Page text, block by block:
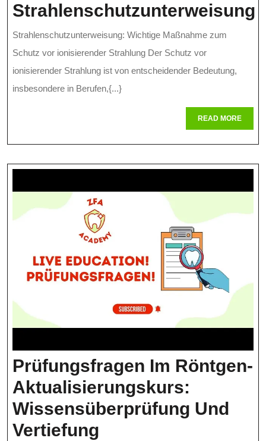
Strahlenschutzunterweisung
Sicherheit
Am
Arbeitsplatz:
Die
Strahlenschutzunterweisung
Strahlenschutzunterweisung: Wichtige Maßnahme zum
Schutz vor ionisierender Strahlung Der Schutz vor
ionisierender Strahlung ist von entscheidender Bedeutung,
insbesondere in Berufen,{...}
READ MOREREAD
MORE
Prüfungsfragen Im Röntgen-
Aktualisierungskurs:
Wissensüberprüfung Und
Vertiefung